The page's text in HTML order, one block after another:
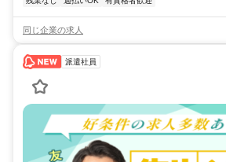
同じ企業の求人
派遣社員